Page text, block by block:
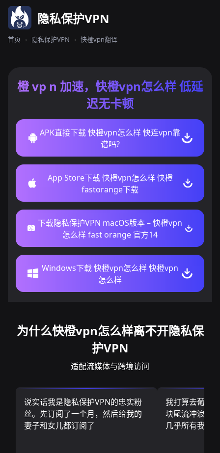
隐私保护VPN
首页 › 隐私保护VPN › 快橙vpn翻译
橙 vp n 加速，快橙vpn怎么样 低延
迟无卡顿
APK直接下载 快橙vpn怎么样 快连vpn靠
谱吗?
App Store下载 快橙vpn怎么样 快橙
fastorange下载
下载隐私保护VPN macOS版本 – 快橙vpn
怎么样 fast orange 官方14
Windows下载 快橙vpn怎么样 快橙vpn
怎么样
为什么快橙vpn怎么样离不开隐私保
护VPN
适配流媒体与跨境访问
说实话我是隐私保护VPN的忠实粉
丝。先订阅了一个月，然后给我的
妻子和女儿都订阅了
我打算去葡萄
块尾流冲浪板
几乎所有我需